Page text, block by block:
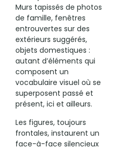
Murs tapissés de photos
de famille, fenêtres
entrouvertes sur des
extérieurs suggérés,
objets domestiques :
autant d’éléments qui
composent un
vocabulaire visuel où se
superposent passé et
présent, ici et ailleurs.
Les figures, toujours
frontales, instaurent un
face-à-face silencieux